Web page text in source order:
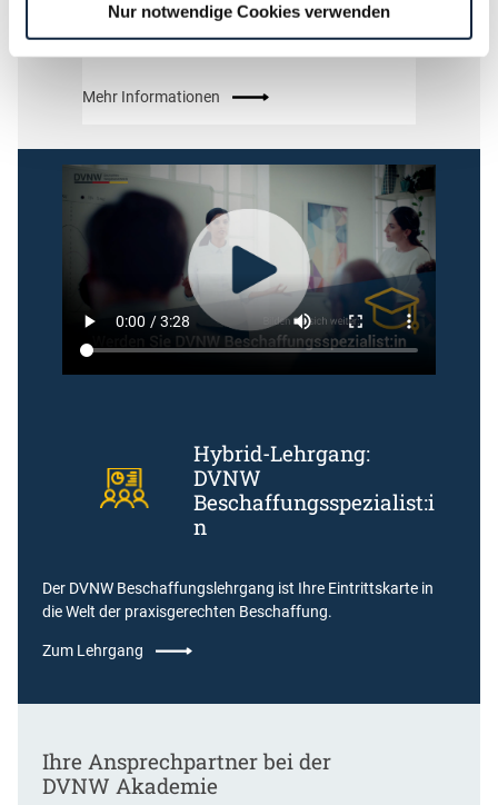
Nur notwendige Cookies verwenden
praxisnaher Wissensvermittlung
– bei Ihnen vor Ort
Mehr Informationen
Hybrid-Lehrgang:
DVNW
Beschaffungsspezialist:i
n
Der DVNW Beschaffungslehrgang ist Ihre Eintrittskarte in
die Welt der praxisgerechten Beschaffung.
Zum Lehrgang
Ihre Ansprechpartner bei der
DVNW Akademie